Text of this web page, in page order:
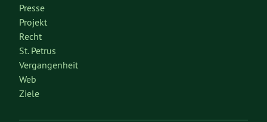
Presse
Projekt
Recht
St. Petrus
Vergangenheit
Web
Ziele